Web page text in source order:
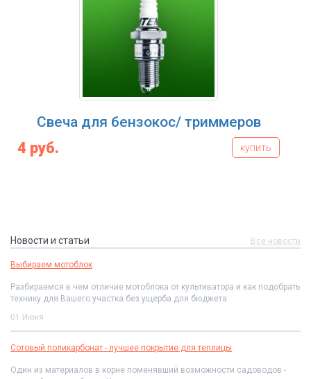
Свеча для бензокос/ триммеров
4 руб. купить
Новости и статьи Все новости
Выбираем мотоблок
Разбираемся в чем отличие мотоблока от культиватора и как подобрать
технику для Вашего участка без ущерба для бюджета
01 Июня
Сотовый поликарбонат - лучшее покрытие для теплицы
Один из материалов в корне поменявший возможности садоводов -